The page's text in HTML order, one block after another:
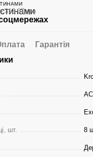
313.67 грн
Гарантія
АС
шт. 8